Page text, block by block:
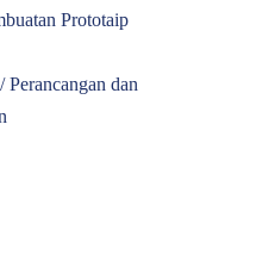
Prototaip
Perancangan dan